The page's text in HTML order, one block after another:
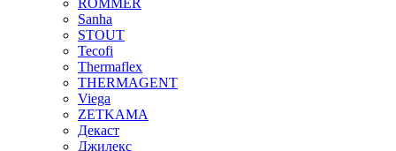
Sanha
STOUT
Tecofi
Thermaflex
THERMAGENT
Viega
ZETKAMA
Декаст
Джилекс